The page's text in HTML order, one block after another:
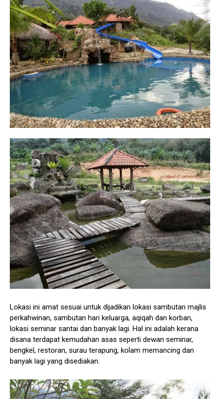
Lokasi ini amat sesuai untuk dijadikan lokasi sambutan majlis
perkahwinan, sambutan hari keluarga, aqiqah dan korban,
lokasi seminar santai dan banyak lagi. Hal ini adalah kerana
disana terdapat kemudahan asas seperti dewan seminar,
bengkel, restoran, surau terapung, kolam memancing dan
banyak lagi yang disediakan.